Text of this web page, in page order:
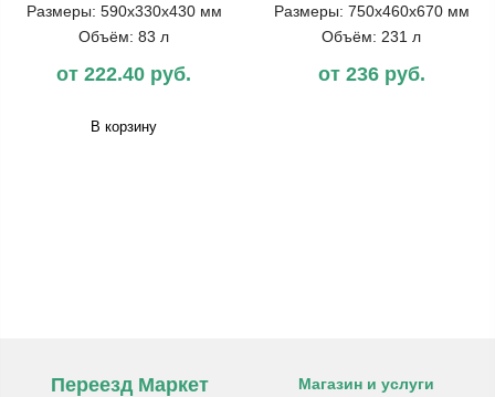
Размеры: 590х330х430 мм
Объём: 83 л
от 222.40 руб.
В корзину
Размеры: 750х460х670 мм
Объём: 231 л
от 236 руб.
Переезд Маркет
Магазин и услуги